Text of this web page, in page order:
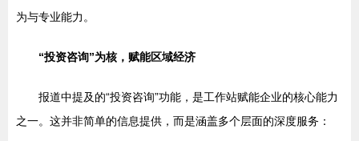
为与专业能力。
“投资咨询”为核，赋能区域经济
报道中提及的“投资咨询”功能，是工作站赋能企业的核心能力
之一。这并非简单的信息提供，而是涵盖多个层面的深度服务：